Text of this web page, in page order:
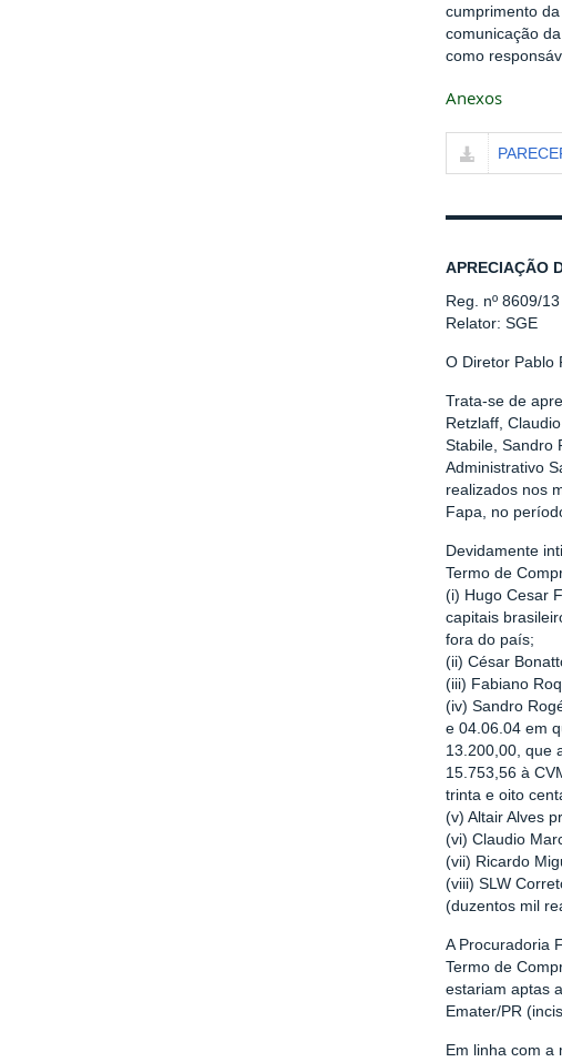
cumprimento
comunicação
como
Anexos
APRECIAÇÃO
Reg. nº 8609/13
Relator: SGE
O Diretor Pablo
Trata-se de
Retzlaff,
Stabile, Sandro
Administrativo
realizados nos
Fapa, no
Devidamente
Termo de
(i) Hugo Cesar
capitais
fora do país;
(ii) César
(iii) Fabiano
(iv) Sandro
e 04.06.04 em
13.200,00, que
15.753,56 à
trinta e oito
(v) Altair Alves
(vi) Claudio
(vii) Ricardo
(viii) SLW
(duzentos mil
A Procuradoria
Termo de
estariam aptas
Emater/PR
Em linha com a